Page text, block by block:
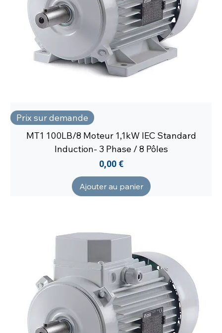
Prix sur demande
MT1 100LB/8 Moteur 1,1kW IEC Standard
Induction- 3 Phase / 8 Pôles
Prix
0,00 €
Ajouter au panier